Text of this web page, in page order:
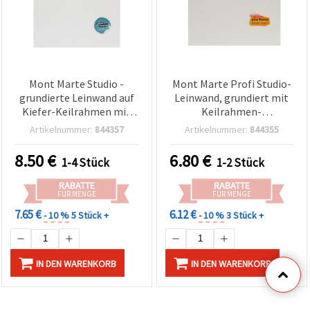
Mont Marte Studio -
grundierte Leinwand auf
Kiefer-Keilrahmen mit
Spannkeilen, Pro‑Serie
Artikelnummer: 844357
8.50€ 1-4 Stück
RABATTE
FÜR MENGE
7.65 €- 10 %5 Stück +
IN DEN WARENKORB
Mont Marte Profi Studio-
Leinwand, grundiert mit
Keilrahmen-
Unterrahmen
Artikelnummer: 844355
6.80€ 1-2 Stück
RABATTE
FÜR MENGE
6.12 €- 10 %3 Stück +
IN DEN WARENKORB